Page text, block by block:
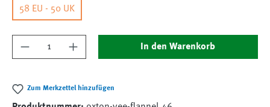
58 EU - 50 UK
Produkt Anzahl: Gib den gewünschten Wert
In den Warenkorb
Zum Merkzettel hinzufügen